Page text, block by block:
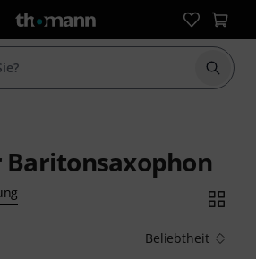
Suche
Beliebtheit